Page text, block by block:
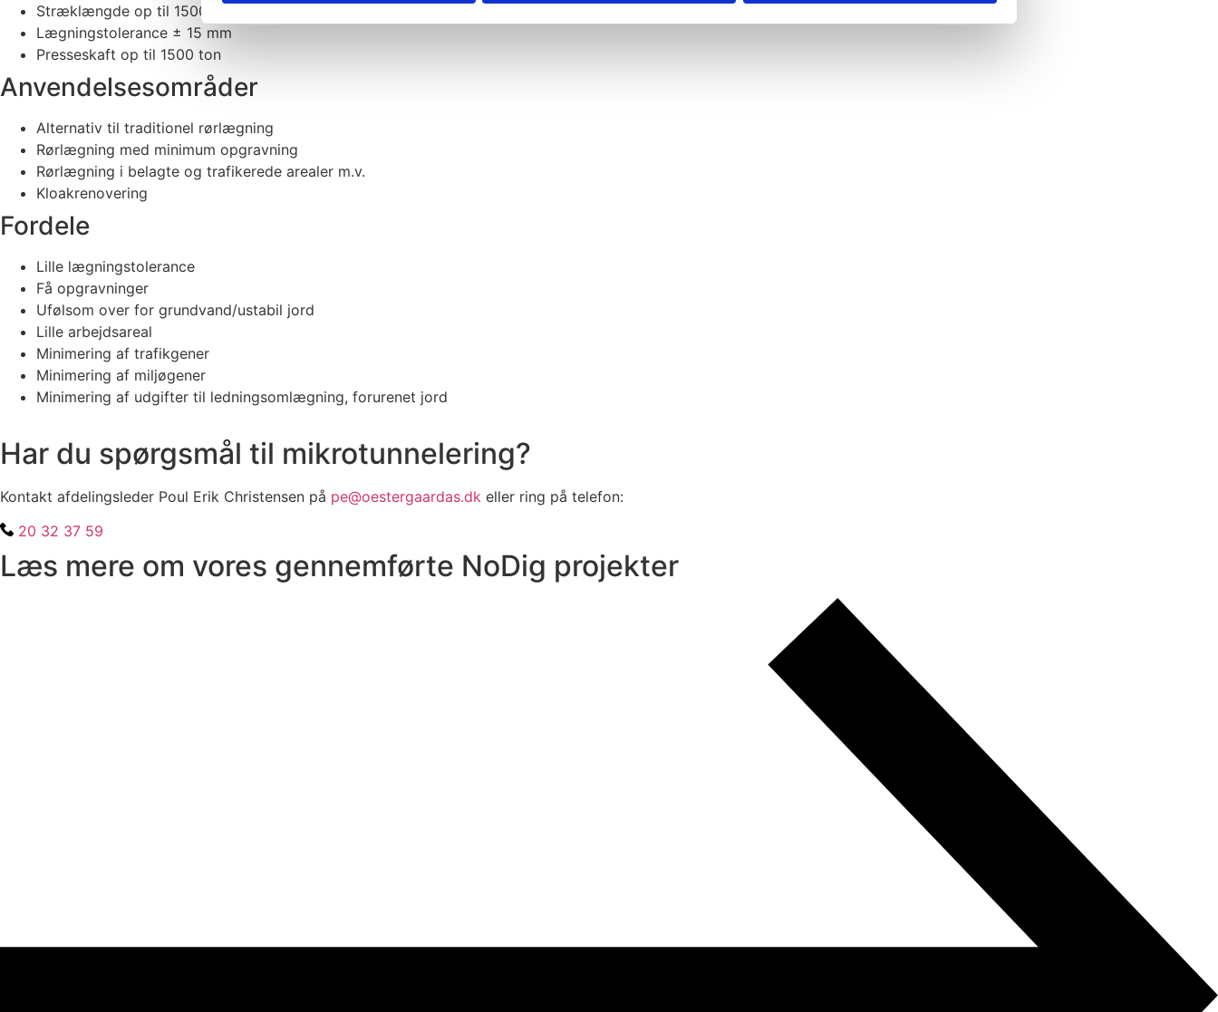
Stræklængde op til 1500 m afhængig af dimensioner og geologi
Lægningstolerance ± 15 mm
Presseskaft op til 1500 ton
Anvendelsesområder
Alternativ til traditionel rørlægning
Rørlægning med minimum opgravning
Rørlægning i belagte og trafikerede arealer m.v.
Kloakrenovering
Fordele
Lille lægningstolerance
Få opgravninger
Ufølsom over for grundvand/ustabil jord
Lille arbejdsareal
Minimering af trafikgener
Minimering af miljøgener
Minimering af udgifter til ledningsomlægning, forurenet jord
Har du spørgsmål til mikrotunnelering?
Kontakt afdelingsleder Poul Erik Christensen på pe@oestergaardas.dk eller ring på telefon:
20 32 37 59
Læs mere om vores gennemførte NoDig projekter